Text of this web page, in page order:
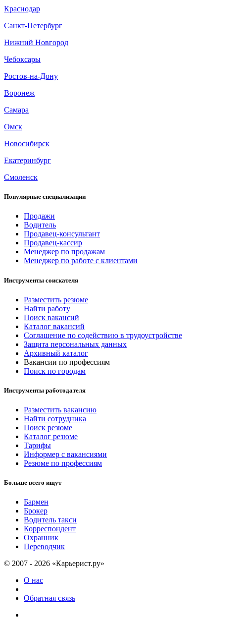
Краснодар
Санкт-Петербург
Нижний Новгород
Чебоксары
Ростов-на-Дону
Воронеж
Самара
Омск
Новосибирск
Екатеринбург
Смоленск
Популярные специализации
Продажи
Водитель
Продавец-консультант
Продавец-кассир
Менеджер по продажам
Менеджер по работе с клиентами
Инструменты соискателя
Разместить резюме
Найти работу
Поиск вакансий
Каталог вакансий
Соглашение по содействию в трудоустройстве
Защита персональных данных
Архивный каталог
Вакансии по профессиям
Поиск по городам
Инструменты работодателя
Разместить вакансию
Найти сотрудника
Поиск резюме
Каталог резюме
Тарифы
Информер с вакансиями
Резюме по профессиям
Больше всего ищут
Бармен
Брокер
Водитель такси
Корреспондент
Охранник
Переводчик
© 2007 - 2026 «Карьерист.ру»
О нас
Обратная связь